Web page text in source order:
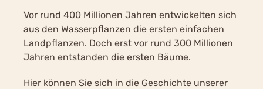
Vor rund 400 Millionen Jahren entwickelten sich
aus den Wasserpflanzen die ersten einfachen
Landpflanzen. Doch erst vor rund 300 Millionen
Jahren entstanden die ersten Bäume.
Hier können Sie sich in die Geschichte unserer